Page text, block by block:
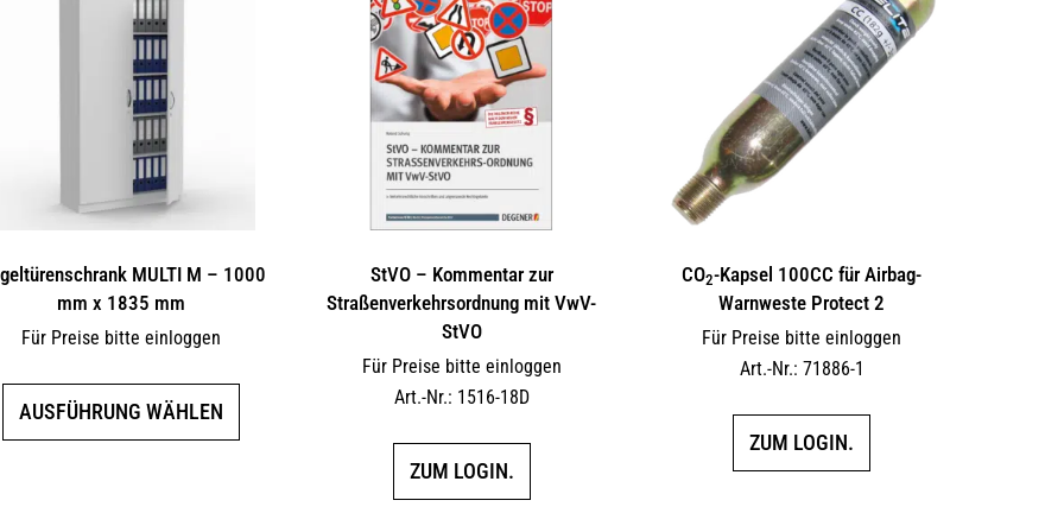
Optionen
MULTI M – 1000
mm x 1835 mm
Für Preise bitte einloggen
AUSFÜHRUNG WÄHLEN
StVO – Kommentar zur
Straßenverkehrsordnung mit VwV-
StVO
Für Preise bitte einloggen
Art.-Nr.: 1516-18D
ZUM LOGIN.
CO2-Kapsel 100CC für Airbag-
Warnweste Protect 2
Für Preise bitte einloggen
Art.-Nr.: 71886-1
ZUM LOGIN.